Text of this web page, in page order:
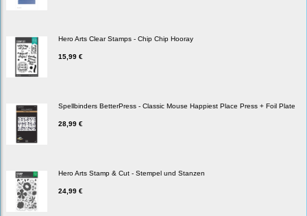
Hero Arts Clear Stamps - Chip Chip Hooray
15,99 €
Spellbinders BetterPress - Classic Mouse Happiest Place Press + Foil Plate
28,99 €
Hero Arts Stamp & Cut - Stempel und Stanzen
24,99 €